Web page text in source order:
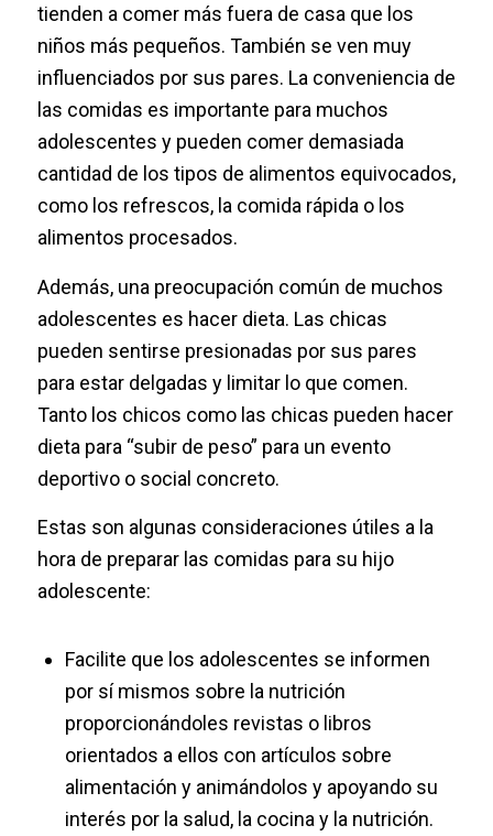
tienden a comer más fuera de casa que los
niños más pequeños. También se ven muy
influenciados por sus pares. La conveniencia de
las comidas es importante para muchos
adolescentes y pueden comer demasiada
cantidad de los tipos de alimentos equivocados,
como los refrescos, la comida rápida o los
alimentos procesados.
Además, una preocupación común de muchos
adolescentes es hacer dieta. Las chicas
pueden sentirse presionadas por sus pares
para estar delgadas y limitar lo que comen.
Tanto los chicos como las chicas pueden hacer
dieta para “subir de peso” para un evento
deportivo o social concreto.
Estas son algunas consideraciones útiles a la
hora de preparar las comidas para su hijo
adolescente:
Facilite que los adolescentes se informen
por sí mismos sobre la nutrición
proporcionándoles revistas o libros
orientados a ellos con artículos sobre
alimentación y animándolos y apoyando su
interés por la salud, la cocina y la nutrición.